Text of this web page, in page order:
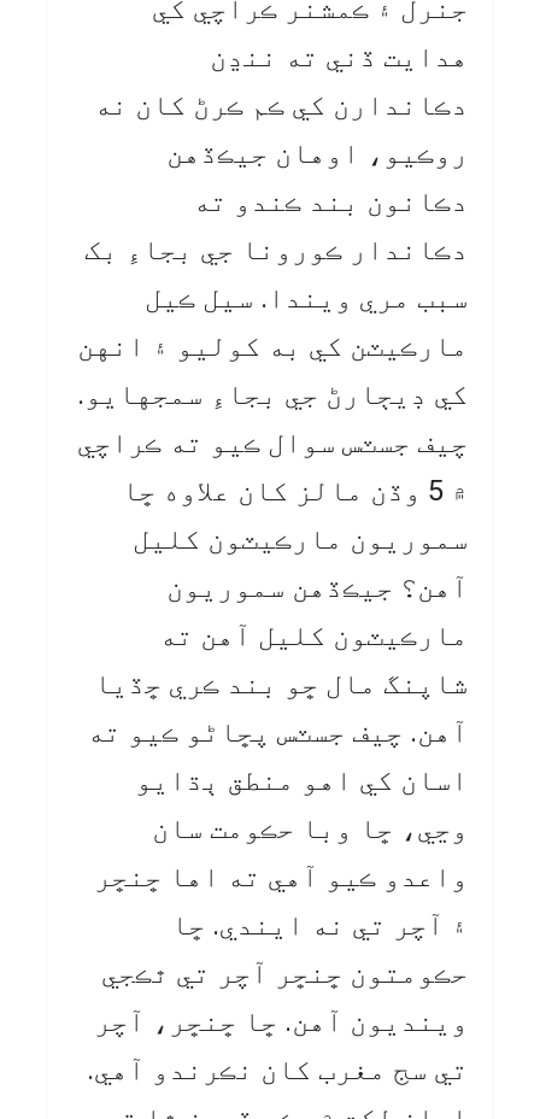
جنرل ۽ ڪمشنر ڪراچي کي
هدايت ڏني ته ننڍن
دڪاندارن کي ڪم ڪرڻ کان نه
روڪيو، اوهان جيڪڏهن
دڪانون بند ڪندو ته
دڪاندار ڪورونا جي بجاءِ بک
سبب مري ويندا. سيل ڪيل
مارڪيٽن کي به کوليو ۽ انهن
کي ڊيڄارڻ جي بجاءِ سمجهايو.
چيف جسٽس سوال ڪيو ته ڪراچي
۾ 5 وڏن مالز کان علاوه ڇا
سموريون مارڪيٽون کليل
آهن؟ جيڪڏهن سموريون
مارڪيٽون کليل آهن ته
شاپنگ مال ڇو بند ڪري ڇڏيا
آهن. چيف جسٽس پڇاڻو ڪيو ته
اسان کي اهو منطق ٻڌايو
وڃي، ڇا وبا حڪومت سان
واعدو ڪيو آهي ته اها ڇنڇر
۽ آچر تي نه ايندي. ڇا
حڪومتون ڇنڇر آچر تي ٿڪجي
وينديون آهن. ڇا ڇنڇر، آچر
تي سج مغرب کان نڪرندو آهي.